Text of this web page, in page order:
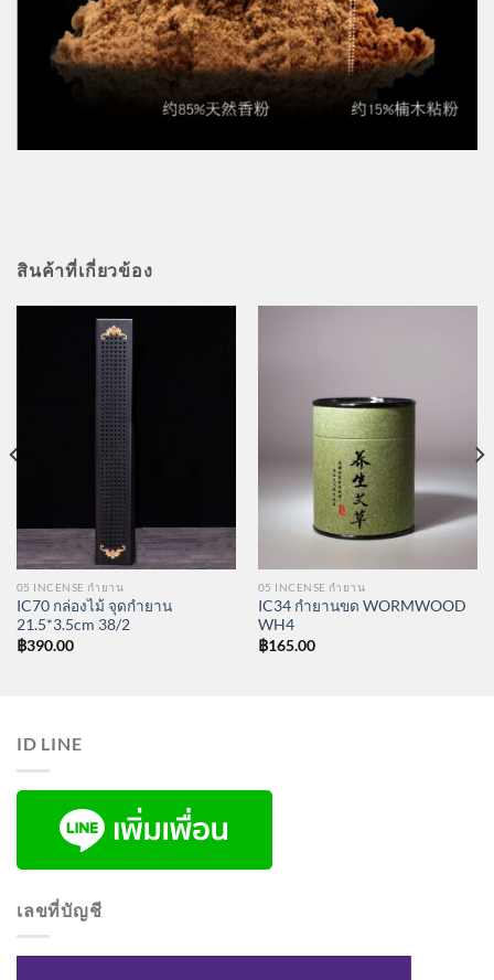
สินค้าที่เกี่ยวข้อง
05 INCENSE กำยาน
IC70 กล่องไม้ จุดกำยาน
21.5*3.5cm 38/2
฿390.00
05 INCENSE กำยาน
IC34 กำยานขด WORMWOOD
WH4
฿165.00
ID LINE
เลขที่บัญชี